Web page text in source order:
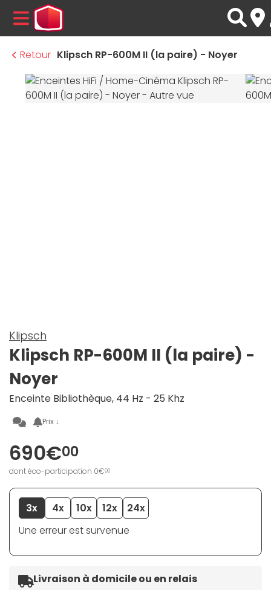
MENU
Retour Klipsch RP-600M II (la paire) - Noyer
Klipsch
Klipsch RP-600M II (la paire) -
Noyer
Enceinte Bibliothèque, 44 Hz - 25 Khz
Prix ↓
690€00
dont éco-participation 0€90
3x 4x 10x 12x
24x
Une erreur est survenue
Livraison à domicile ou en relais